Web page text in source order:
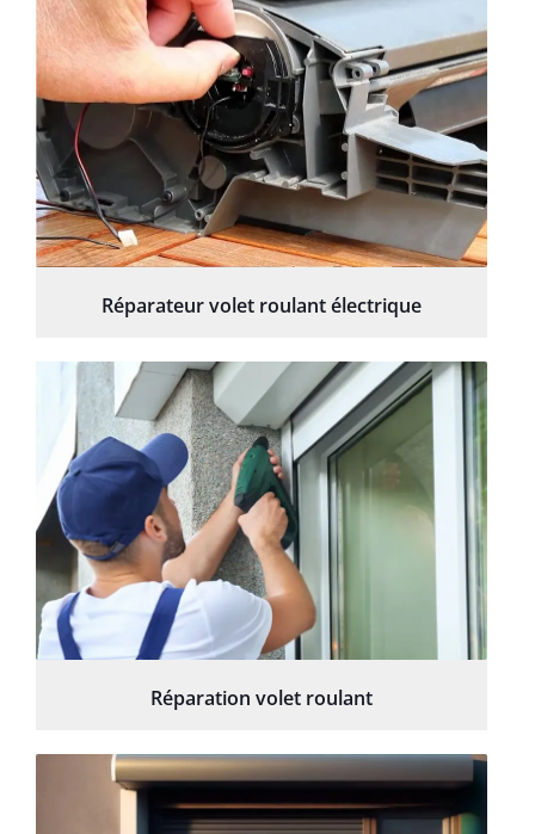
Réparateur volet roulant électrique
Réparation volet roulant